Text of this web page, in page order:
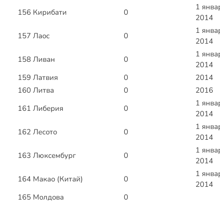
156 Кирибати 0
1
2014
157 Лаос 0
1
2014
158 Ливан 0
1
2014
159 Латвия 0
2014
160 Литва 0
2016
161 Либерия 0
1
2014
162 Лесото 0
1
2014
163 Люксембург 0
1
2014
164 Макао (Китай) 0
1
2014
165 Молдова 0